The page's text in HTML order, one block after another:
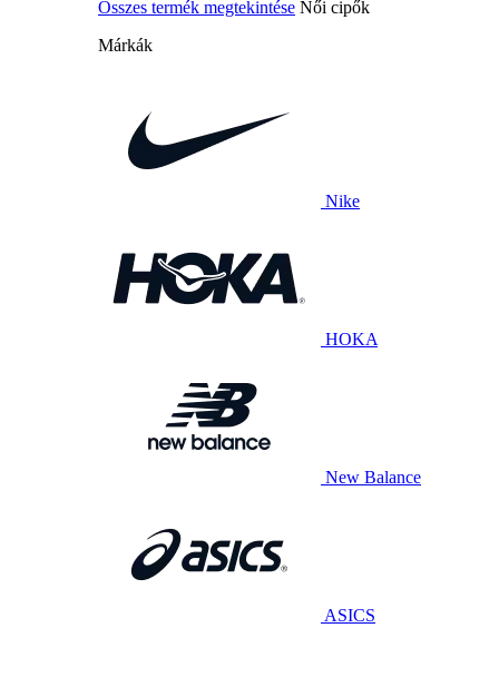
Összes termék megtekintése Női cipők
Márkák
Nike
HOKA
New Balance
ASICS